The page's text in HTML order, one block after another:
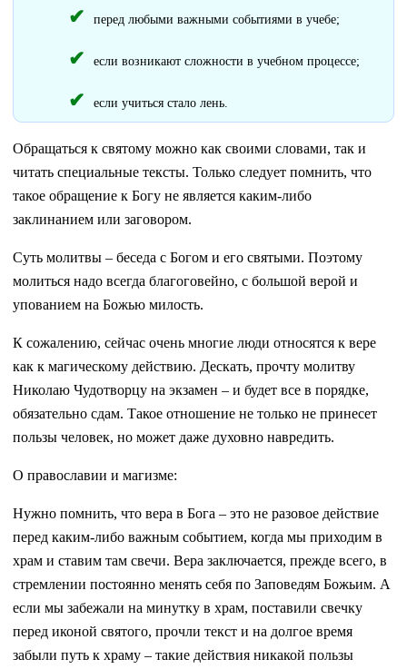
перед любыми важными событиями в учебе;
если возникают сложности в учебном процессе;
если учиться стало лень.
Обращаться к святому можно как своими словами, так и
читать специальные тексты. Только следует помнить, что
такое обращение к Богу не является каким-либо
заклинанием или заговором.
Суть молитвы – беседа с Богом и его святыми. Поэтому
молиться надо всегда благоговейно, с большой верой и
упованием на Божью милость.
К сожалению, сейчас очень многие люди относятся к вере
как к магическому действию. Дескать, прочту молитву
Николаю Чудотворцу на экзамен – и будет все в порядке,
обязательно сдам. Такое отношение не только не принесет
пользы человек, но может даже духовно навредить.
О православии и магизме:
Нужно помнить, что вера в Бога – это не разовое действие
перед каким-либо важным событием, когда мы приходим в
храм и ставим там свечи. Вера заключается, прежде всего, в
стремлении постоянно менять себя по Заповедям Божьим. А
если мы забежали на минутку в храм, поставили свечку
перед иконой святого, прочли текст и на долгое время
забыли путь к храму – такие действия никакой пользы